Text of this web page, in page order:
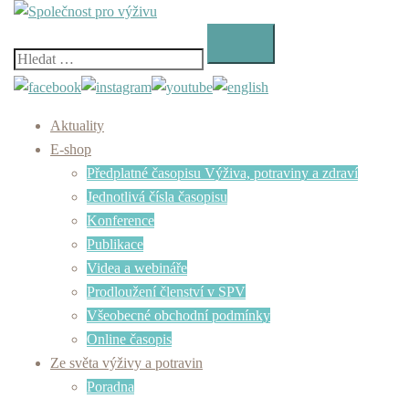
Skip
content
Vyhledávání
Aktuality
E-shop
Předplatné časopisu Výživa, potraviny a zdraví
Jednotlivá čísla časopisu
Konference
Publikace
Videa a webináře
Prodloužení členství v SPV
Všeobecné obchodní podmínky
Online časopis
Ze světa výživy a potravin
Poradna